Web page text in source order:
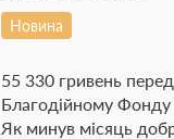
Новина
55 330 гривень
Благодійному Фонду
Як минув місяць